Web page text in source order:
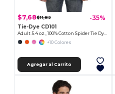
$7,68$11,82 -35%
Tie-Dye CD101
Adult 5.4 oz., 100% Cotton Spider Tie Dye T-shirt
+10 Colores
Agregar al Carrito